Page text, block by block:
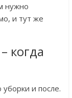
нужно
и тут же
когда
и после.